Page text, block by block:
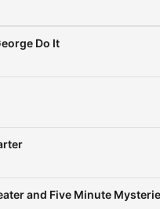
Do It
and Five Minute